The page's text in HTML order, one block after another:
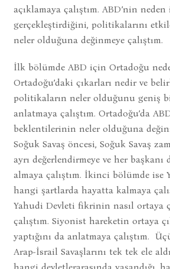
açıklamaya çalıştım. ABD’nin
gerçekleştirdiğini, politikalarını
neler olduğuna değinmeye çalıştım.
İlk bölümde ABD için Ortadoğu
Ortadoğu’daki çıkarları nedir ve
politikaların neler olduğunu geniş
anlatmaya çalıştım. Ortadoğu’da
beklentilerinin neler olduğuna
Soğuk Savaş öncesi, Soğuk Savaş
ayrı değerlendirmeye ve her başkanı
almaya çalıştım. İkinci bölümde ise
hangi şartlarda hayatta kalmaya
Yahudi Devleti fikrinin nasıl ortaya
çalıştım. Siyonist hareketin ortaya
yaptığını da anlatmaya çalıştım.
Arap-İsrail Savaşlarını tek tek ele
hangi devletlerarasında yaşandığı,